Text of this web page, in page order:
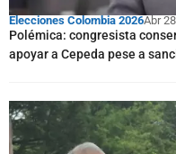
Elecciones Colombia 2026Abr 28
Polémica: congresista
apoyar a Cepeda pese a